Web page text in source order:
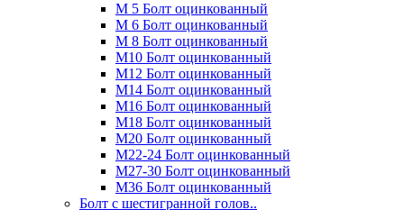
М 5 Болт оцинкованный
М 6 Болт оцинкованный
М 8 Болт оцинкованный
М10 Болт оцинкованный
М12 Болт оцинкованный
М14 Болт оцинкованный
М16 Болт оцинкованный
М18 Болт оцинкованный
М20 Болт оцинкованный
М22-24 Болт оцинкованный
М27-30 Болт оцинкованный
М36 Болт оцинкованный
Болт с шестигранной голов..